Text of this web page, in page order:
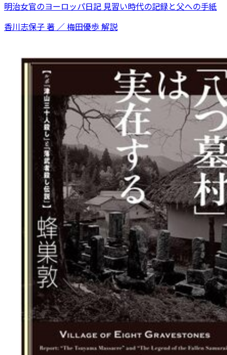
明治女官のヨーロッパ日記 見習い時代の記録と父への手紙
香川志保子 著 ／ 梅田優歩 解説